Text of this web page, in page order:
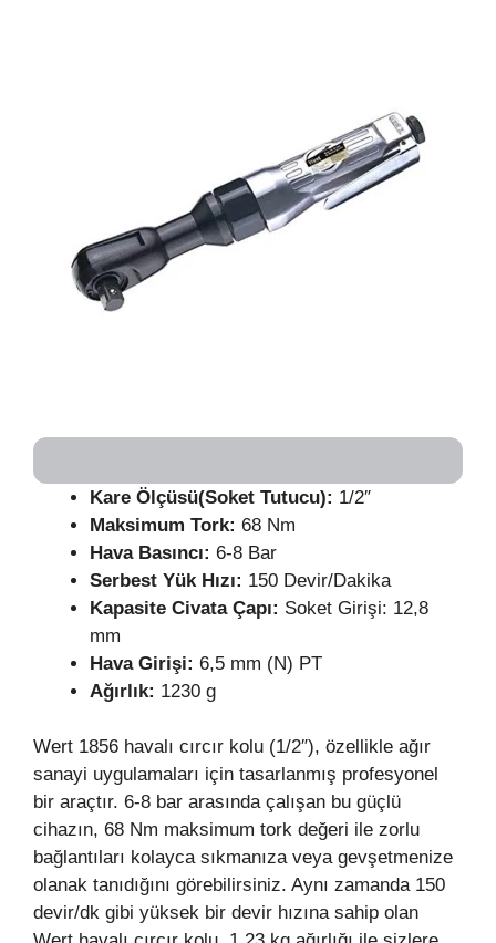
Kare Ölçüsü(Soket Tutucu): 1/2″
Maksimum Tork: 68 Nm
Hava Basıncı: 6-8 Bar
Serbest Yük Hızı: 150 Devir/Dakika
Kapasite Civata Çapı: Soket Girişi: 12,8
mm
Hava Girişi: 6,5 mm (N) PT
Ağırlık: 1230 g
Wert 1856 havalı cırcır kolu (1/2″), özellikle ağır
sanayi uygulamaları için tasarlanmış profesyonel
bir araçtır. 6-8 bar arasında çalışan bu güçlü
cihazın, 68 Nm maksimum tork değeri ile zorlu
bağlantıları kolayca sıkmanıza veya gevşetmenize
olanak tanıdığını görebilirsiniz. Aynı zamanda 150
devir/dk gibi yüksek bir devir hızına sahip olan